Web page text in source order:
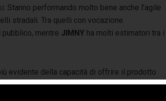
performando molto bene anche l’agile
stradali. Tra quelli con vocazione
mentre JIMNY ha molti estimatori tra i
evidente della capacità di offrire il prodotto
giusto viene dalla tecnologiaSuzuki